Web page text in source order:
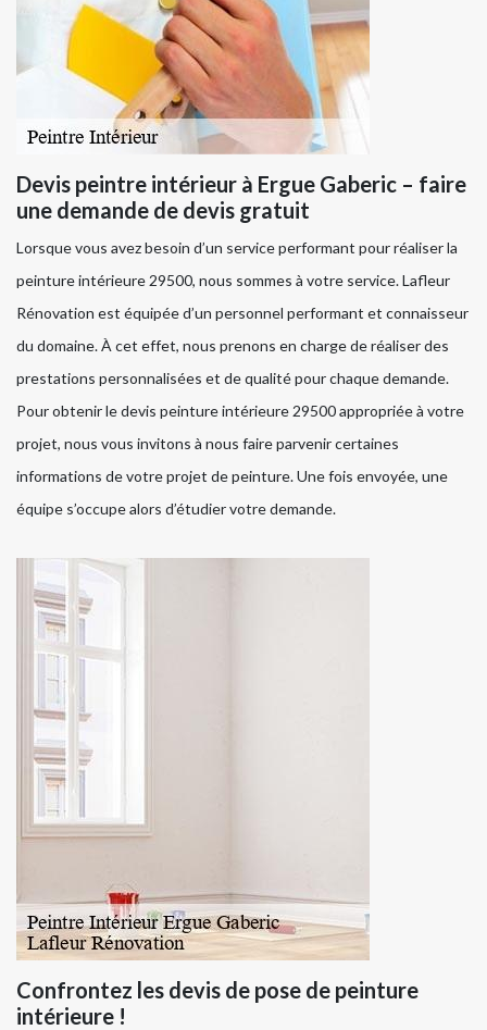
Devis peintre intérieur à Ergue Gaberic – faire
une demande de devis gratuit
Lorsque vous avez besoin d’un service performant pour réaliser la
peinture intérieure 29500, nous sommes à votre service. Lafleur
Rénovation est équipée d’un personnel performant et connaisseur
du domaine. À cet effet, nous prenons en charge de réaliser des
prestations personnalisées et de qualité pour chaque demande.
Pour obtenir le devis peinture intérieure 29500 appropriée à votre
projet, nous vous invitons à nous faire parvenir certaines
informations de votre projet de peinture. Une fois envoyée, une
équipe s’occupe alors d’étudier votre demande.
Confrontez les devis de pose de peinture
intérieure !